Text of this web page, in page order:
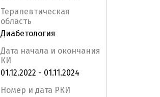
Терапевтическая
область
Диабетология
Дата начала и окончания
КИ
01.12.2022 - 01.11.2024
Номер и дата РКИ